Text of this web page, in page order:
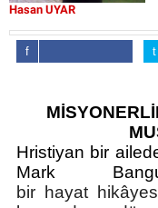
Hakkımızda
Künye
Hasan UYAR
Hristiyan bir
Mark
bir hayat